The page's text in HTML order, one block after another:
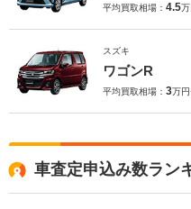
平均買取相場： 4.5
スズキ
ワゴンR
平均買取相場： 3万
車査定申込み数ラン